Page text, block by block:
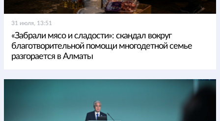
31 июля, 13:51
«Забрали мясо и сладости»: скандал вокруг
благотворительной помощи многодетной семье
разгорается в Алматы